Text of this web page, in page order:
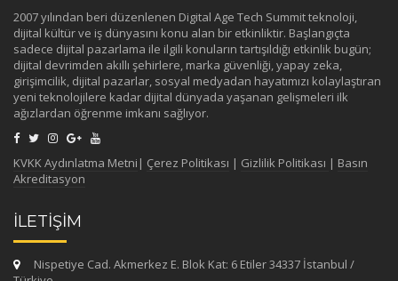
2007 yılından beri düzenlenen Digital Age Tech Summit teknoloji,
dijital kültür ve iş dünyasını konu alan bir etkinliktir. Başlangıçta
sadece dijital pazarlama ile ilgili konuların tartışıldığı etkinlik bugün;
dijital devrimden akıllı şehirlere, marka güvenliği, yapay zeka,
girişimcilik, dijital pazarlar, sosyal medyadan hayatımızı kolaylaştıran
yeni teknolojilere kadar dijital dünyada yaşanan gelişmeleri ilk
ağızlardan öğrenme imkanı sağlıyor.
KVKK Aydınlatma Metni | Çerez Politikası | Gizlilik Politikası | Basın
Akreditasyon
İLETİŞİM
Nispetiye Cad. Akmerkez E. Blok Kat: 6 Etiler 34337 İstanbul /